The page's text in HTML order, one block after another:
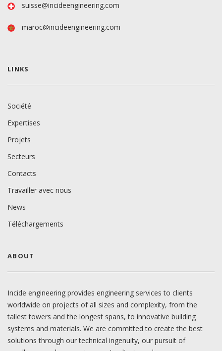
suisse@incideengineering.com
maroc@incideengineering.com
LINKS
Société
Expertises
Projets
Secteurs
Contacts
Travailler avec nous
News
Téléchargements
ABOUT
Incide engineering provides engineering services to clients
worldwide on projects of all sizes and complexity, from the
tallest towers and the longest spans, to innovative building
systems and materials. We are committed to create the best
solutions through our technical ingenuity, our pursuit of